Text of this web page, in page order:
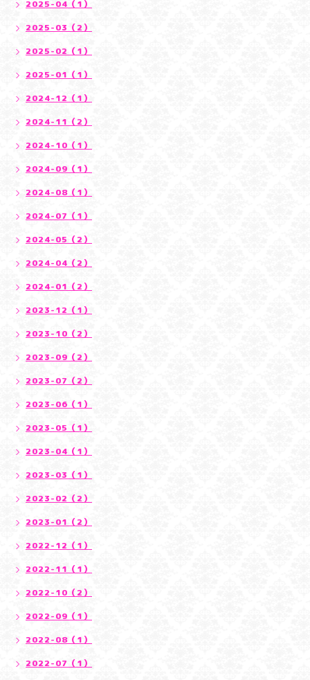
2025-04（1）
2025-03（2）
2025-02（1）
2025-01（1）
2024-12（1）
2024-11（2）
2024-10（1）
2024-09（1）
2024-08（1）
2024-07（1）
2024-05（2）
2024-04（2）
2024-01（2）
2023-12（1）
2023-10（2）
2023-09（2）
2023-07（2）
2023-06（1）
2023-05（1）
2023-04（1）
2023-03（1）
2023-02（2）
2023-01（2）
2022-12（1）
2022-11（1）
2022-10（2）
2022-09（1）
2022-08（1）
2022-07（1）